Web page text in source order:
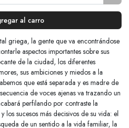
al carro
griega, la gente que va encontrándose
aspectos importantes sobre sus
de la ciudad, los diferentes
sus ambiciones y miedos a la
que está separada y es madre de
de voces ajenas va trazando un
perfilando por contraste la
sucesos más decisivos de su vida: el
de un sentido a la vida familiar, la